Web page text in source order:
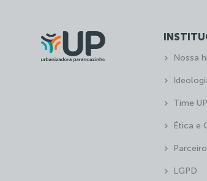
Nossa
Time UP
Ética e
LGPD